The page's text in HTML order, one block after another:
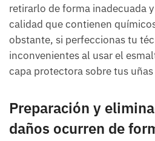
retirarlo de forma inadecuada
calidad que contienen
obstante, si perfeccionas tu
inconvenientes al usar el
capa protectora sobre tus
Preparación y
daños ocurren de